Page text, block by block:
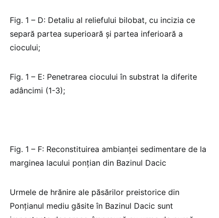
Fig. 1 – D: Detaliu al reliefului bilobat, cu incizia ce
separă partea superioară și partea inferioară a
ciocului;
Fig. 1 – E: Penetrarea ciocului în substrat la diferite
adâncimi (1-3);
Fig. 1 – F: Reconstituirea ambianței sedimentare de la
marginea lacului ponțian din Bazinul Dacic
Urmele de hrănire ale păsărilor preistorice din
Ponțianul mediu găsite în Bazinul Dacic sunt